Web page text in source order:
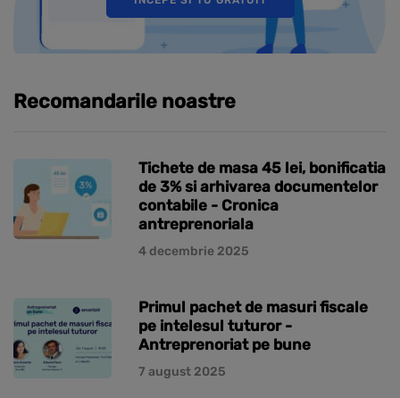
Recomandarile noastre
Tichete de masa 45 lei, bonificatia
de 3% si arhivarea documentelor
contabile - Cronica
antreprenoriala
4 decembrie 2025
Primul pachet de masuri fiscale
pe intelesul tuturor -
Antreprenoriat pe bune
7 august 2025